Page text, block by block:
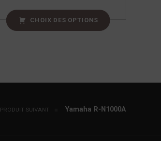
CHOIX DES OPTIONS
PRODUIT SUIVANT Yamaha R-N1000A